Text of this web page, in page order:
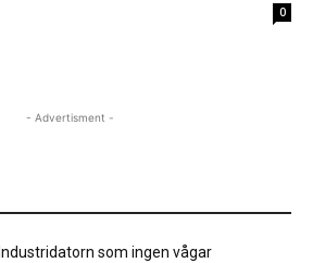
0
- Advertisment -
Industridatorn som ingen vågar